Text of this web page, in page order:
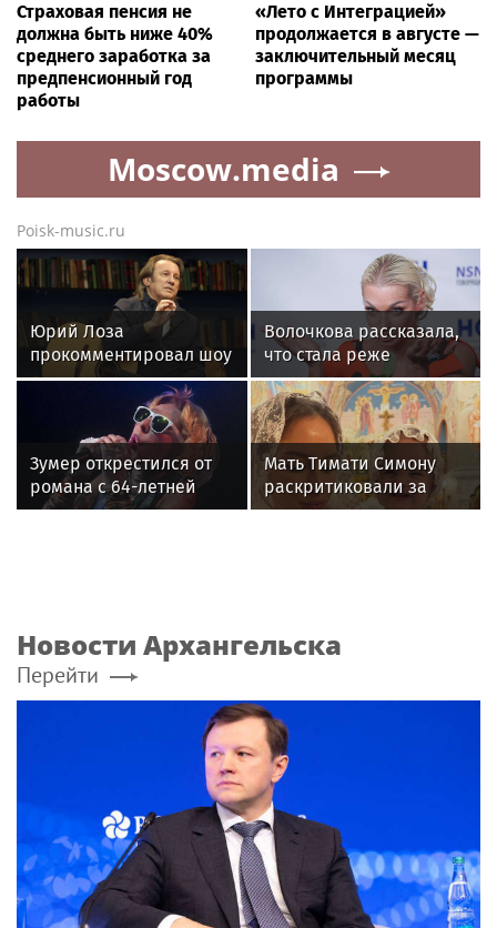
Страховая пенсия не
должна быть ниже 40%
среднего заработка за
предпенсионный год
работы
«Лето с Интеграцией»
продолжается в августе —
заключительный месяц
программы
Moscow.media
Poisk-music.ru
Юрий Лоза
прокомментировал шоу
Димы Билана словами
«понты дороже денег»
Волочкова рассказала,
что стала реже
показывать шпагаты
из-за операции на ноге
Зумер открестился от
романа с 64-летней
Жанной Агузаровой
Мать Тимати Симону
раскритиковали за
неудачные фото
Новости Архангельска
Перейти